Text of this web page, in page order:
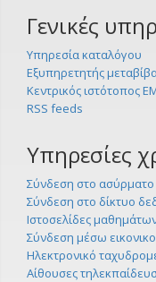
Γενικές
Υπηρεσία καταλόγου
Εξυπηρετητής
Κεντρικός ιστότοπος
RSS feeds
Υπηρεσίες
Σύνδεση στο ασύρματο
Σύνδεση στο δίκτυο
Ιστοσελίδες
Σύνδεση μέσω
Ηλεκτρονικό
Αίθουσες